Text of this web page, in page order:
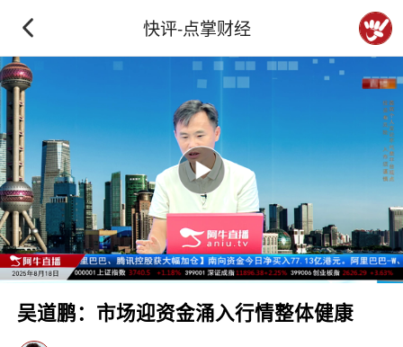
快评-点掌财经
吴道鹏：市场迎资金涌入行情整体健康